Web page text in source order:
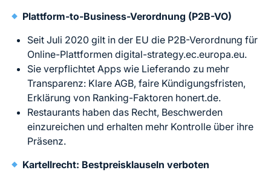
Plattform-to-Business-Verordnung (P2B-VO)
Seit Juli 2020 gilt in der EU die P2B-Verordnung für
Online-Plattformen digital-strategy.ec.europa.eu.
Sie verpflichtet Apps wie Lieferando zu mehr
Transparenz: Klare AGB, faire Kündigungsfristen,
Erklärung von Ranking-Faktoren honert.de.
Restaurants haben das Recht, Beschwerden
einzureichen und erhalten mehr Kontrolle über ihre
Präsenz.
Kartellrecht: Bestpreisklauseln verboten